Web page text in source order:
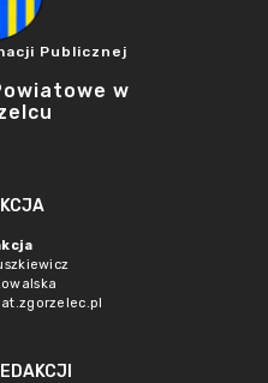
Publicznej
w